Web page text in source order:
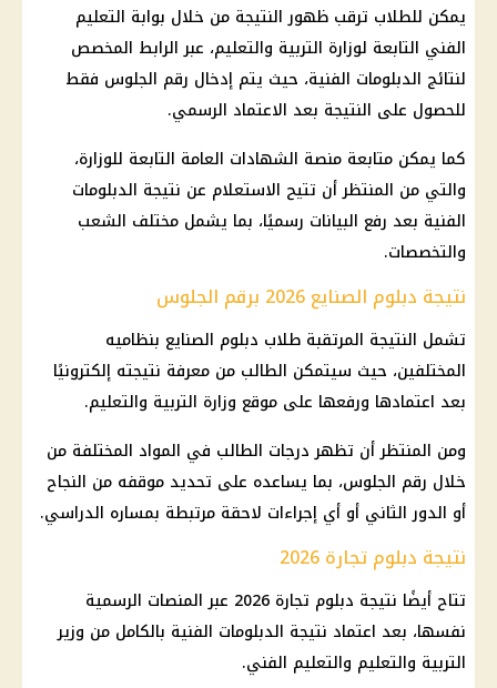
يمكن للطلاب ترقب ظهور النتيجة من خلال بوابة التعليم
الفني التابعة لوزارة التربية والتعليم، عبر الرابط المخصص
لنتائج الدبلومات الفنية، حيث يتم إدخال رقم الجلوس فقط
للحصول على النتيجة بعد الاعتماد الرسمي.
كما يمكن متابعة منصة الشهادات العامة التابعة للوزارة،
والتي من المنتظر أن تتيح الاستعلام عن نتيجة الدبلومات
الفنية بعد رفع البيانات رسميًا، بما يشمل مختلف الشعب
والتخصصات.
نتيجة دبلوم الصنايع 2026 برقم الجلوس
تشمل النتيجة المرتقبة طلاب دبلوم الصنايع بنظاميه
المختلفين، حيث سيتمكن الطالب من معرفة نتيجته إلكترونيًا
بعد اعتمادها ورفعها على موقع وزارة التربية والتعليم.
ومن المنتظر أن تظهر درجات الطالب في المواد المختلفة من
خلال رقم الجلوس، بما يساعده على تحديد موقفه من النجاح
أو الدور الثاني أو أي إجراءات لاحقة مرتبطة بمساره الدراسي.
نتيجة دبلوم تجارة 2026
تتاح أيضًا نتيجة دبلوم تجارة 2026 عبر المنصات الرسمية
نفسها، بعد اعتماد نتيجة الدبلومات الفنية بالكامل من وزير
التربية والتعليم والتعليم الفني.